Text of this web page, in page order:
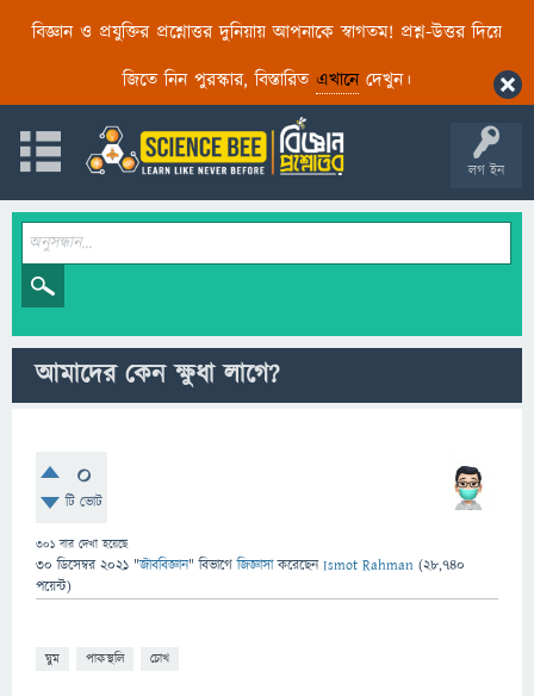
বিজ্ঞান ও প্রযুক্তির প্রশ্নোত্তর দুনিয়ায় আপনাকে স্বাগতম! প্রশ্ন-উত্তর দিয়ে
জিতে নিন পুরস্কার, বিস্তারিত এখানেদেখুন।
লগ ইন
আমাদের কেন ক্ষুধা লাগে?
0
টি ভোট
301 বার দেখা হয়েছে
30 ডিসেম্বর 2021 "জীববিজ্ঞান" বিভাগে জিজ্ঞাসাকরেছেনIsmot Rahman (28,740
পয়েন্ট)
ঘুম পাকস্থলি চোখ